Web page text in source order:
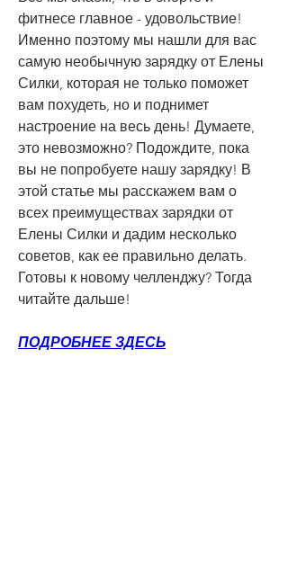
фитнесе главное - удовольствие!
Именно поэтому мы нашли для вас
самую необычную зарядку от Елены
Силки, которая не только поможет
вам похудеть, но и поднимет
настроение на весь день! Думаете,
это невозможно? Подождите, пока
вы не попробуете нашу зарядку! В
этой статье мы расскажем вам о
всех преимуществах зарядки от
Елены Силки и дадим несколько
советов, как ее правильно делать.
Готовы к новому челленджу? Тогда
читайте дальше!
ПОДРОБНЕЕ ЗДЕСЬ